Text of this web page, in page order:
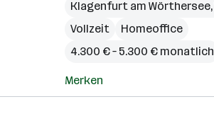
Klagenfurt am Wörthersee,
Vollzeit
Homeoffice
4.300 € – 5.300 € monatlich
Merken